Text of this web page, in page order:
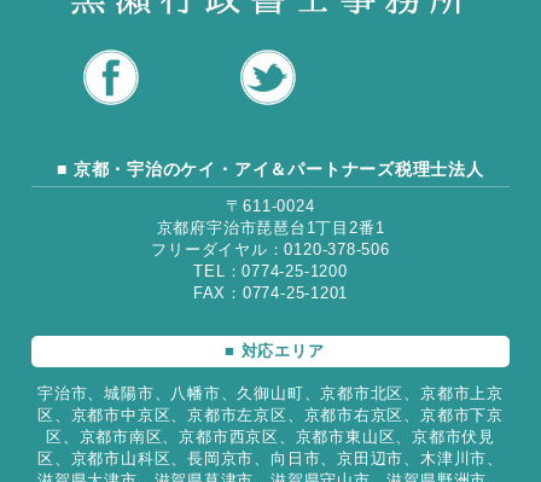
■ 京都・宇治のケイ・アイ＆パートナーズ税理士法人
〒611-0024
京都府宇治市琵琶台1丁目2番1
フリーダイヤル：0120-378-506
TEL：0774-25-1200
FAX：0774-25-1201
■ 対応エリア
宇治市、城陽市、八幡市、久御山町、京都市北区、京都市上京
区、京都市中京区、京都市左京区、京都市右京区、京都市下京
区、京都市南区、京都市西京区、京都市東山区、京都市伏見
区、京都市山科区、長岡京市、向日市、京田辺市、木津川市、